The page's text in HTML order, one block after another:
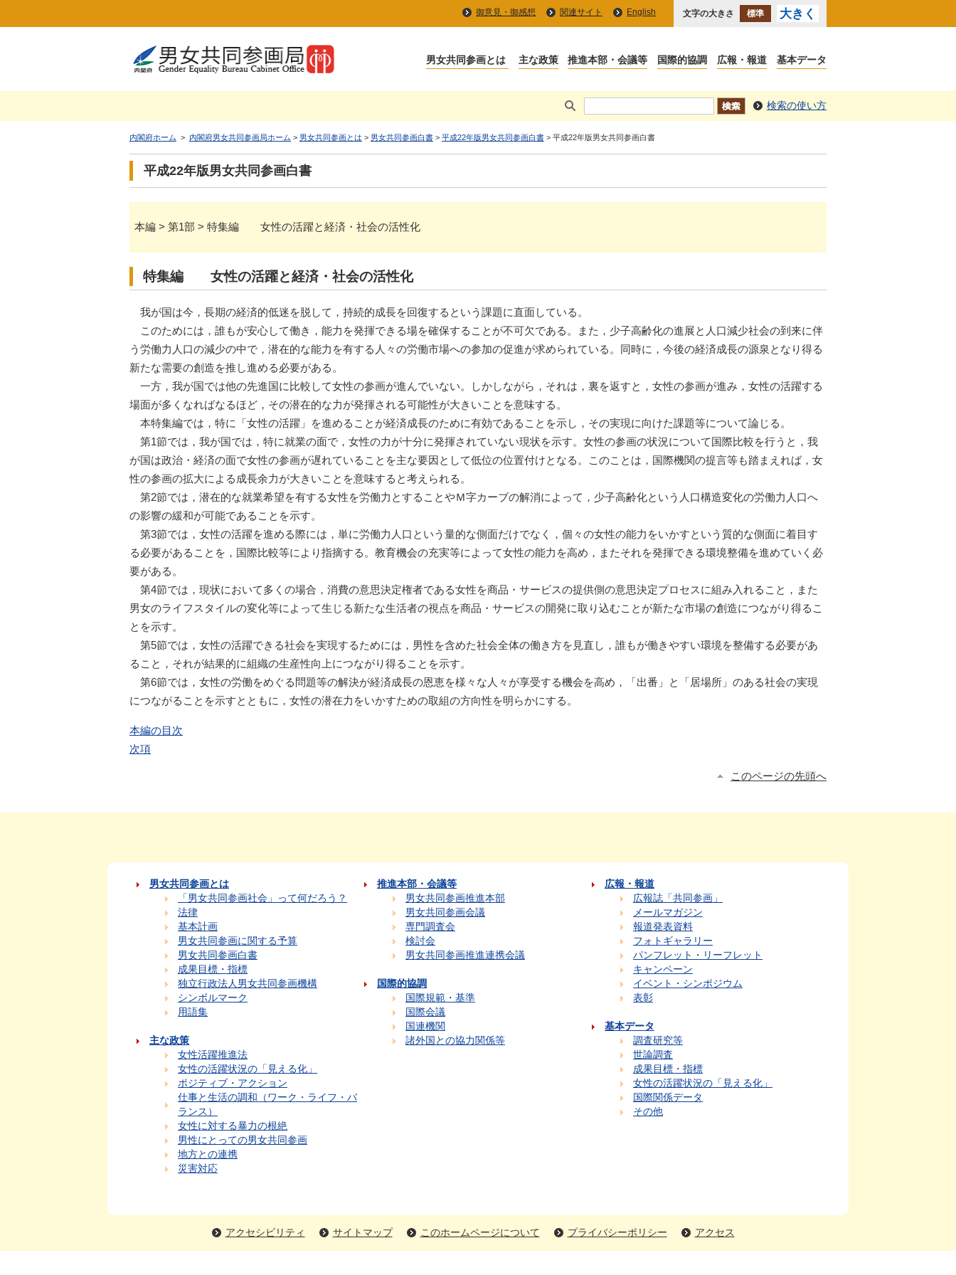
御意見・御感想 関連サイト English 文字の大きさ 標準 大きく
検索の使い方
内閣府ホーム > 内閣府男女共同参画局ホーム > 男女共同参画とは > 男女共同参画白書 > 平成22年版男女共同参画白書 > 平成22年版男女共同参画白書
平成22年版男女共同参画白書
本編 > 第1部 > 特集編 女性の活躍と経済・社会の活性化
特集編 女性の活躍と経済・社会の活性化
我が国は今，長期の経済的低迷を脱して，持続的成長を回復するという課題に直面している。
このためには，誰もが安心して働き，能力を発揮できる場を確保することが不可欠である。また，少子高齢化の進展と人口減少社会の到来に伴
う労働力人口の減少の中で，潜在的な能力を有する人々の労働市場への参加の促進が求められている。同時に，今後の経済成長の源泉となり得る
新たな需要の創造を推し進める必要がある。
一方，我が国では他の先進国に比較して女性の参画が進んでいない。しかしながら，それは，裏を返すと，女性の参画が進み，女性の活躍する
場面が多くなればなるほど，その潜在的な力が発揮される可能性が大きいことを意味する。
本特集編では，特に「女性の活躍」を進めることが経済成長のために有効であることを示し，その実現に向けた課題等について論じる。
第1節では，我が国では，特に就業の面で，女性の力が十分に発揮されていない現状を示す。女性の参画の状況について国際比較を行うと，我
が国は政治・経済の面で女性の参画が遅れていることを主な要因として低位の位置付けとなる。このことは，国際機関の提言等も踏まえれば，女
性の参画の拡大による成長余力が大きいことを意味すると考えられる。
第2節では，潜在的な就業希望を有する女性を労働力とすることやＭ字カーブの解消によって，少子高齢化という人口構造変化の労働力人口へ
の影響の緩和が可能であることを示す。
第3節では，女性の活躍を進める際には，単に労働力人口という量的な側面だけでなく，個々の女性の能力をいかすという質的な側面に着目す
る必要があることを，国際比較等により指摘する。教育機会の充実等によって女性の能力を高め，またそれを発揮できる環境整備を進めていく必
要がある。
第4節では，現状において多くの場合，消費の意思決定権者である女性を商品・サービスの提供側の意思決定プロセスに組み入れること，また
男女のライフスタイルの変化等によって生じる新たな生活者の視点を商品・サービスの開発に取り込むことが新たな市場の創造につながり得るこ
とを示す。
第5節では，女性の活躍できる社会を実現するためには，男性を含めた社会全体の働き方を見直し，誰もが働きやすい環境を整備する必要があ
ること，それが結果的に組織の生産性向上につながり得ることを示す。
第6節では，女性の労働をめぐる問題等の解決が経済成長の恩恵を様々な人々が享受する機会を高め，「出番」と「居場所」のある社会の実現
につながることを示すとともに，女性の潜在力をいかすための取組の方向性を明らかにする。
本編の目次
次項
このページの先頭へ